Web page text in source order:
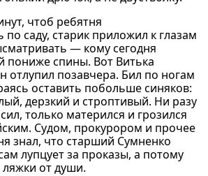
чтоб ребятня
по саду, старик приложил к глазам
— кому сегодня
пониже спины. Вот Витька
отлупил позавчера. Бил по ногам
оставить побольше синяков:
дерзкий и строптивый. Ни разу
только матерился и грозился
Судом, прокурором и прочее
знал, что старший Сумненко
лупцует за проказы, а потому
ляжки от души.